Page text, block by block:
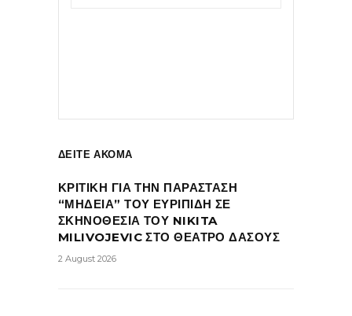
ΔΕΙΤΕ ΑΚΟΜΑ
ΚΡΙΤΙΚΗ ΓΙΑ ΤΗΝ ΠΑΡΑΣΤΑΣΗ
“ΜΗΔΕΙΑ” ΤΟΥ ΕΥΡΙΠΙΔΗ ΣΕ
ΣΚΗΝΟΘΕΣΙΑ ΤΟΥ NIKITA
MILIVOJEVIC ΣΤΟ ΘΕΑΤΡΟ ΔΑΣΟΥΣ
2 August 2026